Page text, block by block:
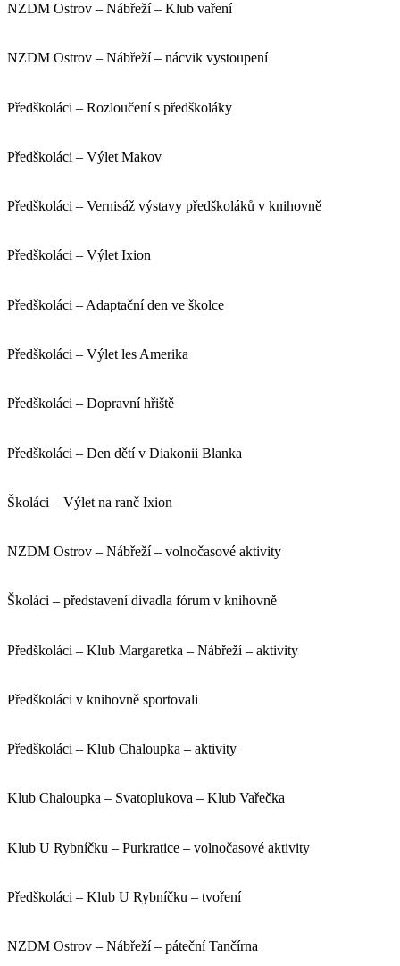
NZDM Ostrov – Nábřeží – Klub vaření
NZDM Ostrov – Nábřeží – nácvik vystoupení
Předškoláci – Rozloučení s předškoláky
Předškoláci – Výlet Makov
Předškoláci – Vernisáž výstavy předškoláků v knihovně
Předškoláci – Výlet Ixion
Předškoláci – Adaptační den ve školce
Předškoláci – Výlet les Amerika
Předškoláci – Dopravní hřiště
Předškoláci – Den dětí v Diakonii Blanka
Školáci – Výlet na ranč Ixion
NZDM Ostrov – Nábřeží – volnočasové aktivity
Školáci – představení divadla fórum v knihovně
Předškoláci – Klub Margaretka – Nábřeží – aktivity
Předškoláci v knihovně sportovali
Předškoláci – Klub Chaloupka – aktivity
Klub Chaloupka – Svatoplukova – Klub Vařečka
Klub U Rybníčku – Purkratice – volnočasové aktivity
Předškoláci – Klub U Rybníčku – tvoření
NZDM Ostrov – Nábřeží – páteční Tančírna